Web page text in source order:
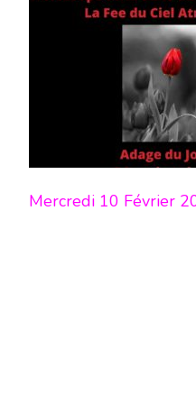
Mercredi 10 Février